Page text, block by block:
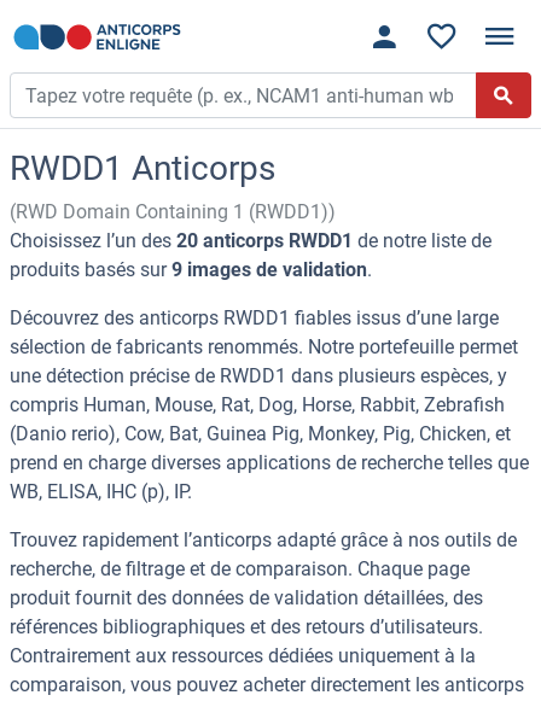
RWDD1 Anticorps
(RWD Domain Containing 1 (RWDD1))
Choisissez l’un des 20 anticorps RWDD1 de notre liste de
produits basés sur9 images de validation.
Découvrez des anticorps RWDD1 fiables issus d’une large
sélection de fabricants renommés. Notre portefeuille permet
une détection précise de RWDD1 dans plusieurs espèces, y
compris Human, Mouse, Rat, Dog, Horse, Rabbit, Zebrafish
(Danio rerio), Cow, Bat, Guinea Pig, Monkey, Pig, Chicken, et
prend en charge diverses applications de recherche telles que
WB, ELISA, IHC (p), IP.
Trouvez rapidement l’anticorps adapté grâce à nos outils de
recherche, de filtrage et de comparaison. Chaque page
produit fournit des données de validation détaillées, des
références bibliographiques et des retours d’utilisateurs.
Contrairement aux ressources dédiées uniquement à la
comparaison, vous pouvez acheter directement les anticorps